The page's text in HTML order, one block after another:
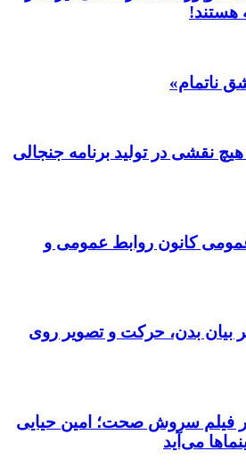
هستند!
ناتمام»
نقشی در تولید برنامه جنجالی
کانون روابط عمومی و
بیان بدن، حرکت و تصویر روی
فیلم سروش صحت؛ امین حیایی
می‌آید